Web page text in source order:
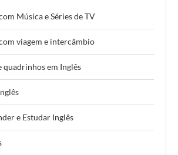
Música e Séries de TV
viagem e intercâmbio
quadrinhos em Inglês
e Estudar Inglês